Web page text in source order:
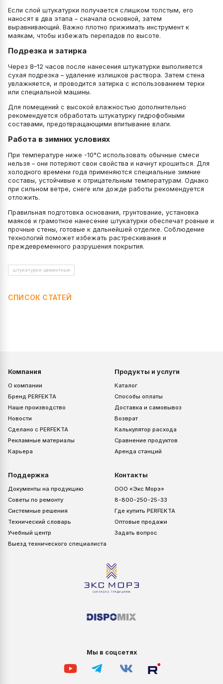
Если слой штукатурки получается слишком толстым, его
наносят в два этапа – сначала основной, затем
выравнивающий. Важно плотно прижимать инструмент к
маякам, чтобы избежать перепадов по высоте.
Подрезка и затирка
Через 8–12 часов после нанесения штукатурки выполняется
сухая подрезка – удаление излишков раствора. Затем стена
увлажняется, и проводится затирка с использованием терки
или специальной машины.
Для помещений с высокой влажностью дополнительно
рекомендуется обработать штукатурку гидрофобными
составами, предотвращающими впитывание влаги.
Работа в зимних условиях
При температуре ниже -10°C использовать обычные смеси
нельзя – они потеряют свои свойства и начнут крошиться. Для
холодного времени года применяются специальные зимние
составы, устойчивые к отрицательным температурам. Однако
при сильном ветре, снеге или дожде работы рекомендуется
отложить.
Правильная подготовка основания, грунтование, установка
маяков и грамотное нанесение штукатурки обеспечат ровные и
прочные стены, готовые к дальнейшей отделке. Соблюдение
технологий поможет избежать растрескивания и
преждевременного разрушения покрытия.
штукатурки цементные
СПИСОК СТАТЕЙ
Компания
О компании
Бренд PERFEKTA
Наше производство
Новости
Сделано с PERFEKTA
Рекламные материалы
Карьера
Продукты и услуги
Каталог
Способы оплаты
Доставка и самовывоз
Возврат
Калькулятор расхода
Сравнение продуктов
Аренда станций
Поддержка
Документы на продукцию
Советы по ремонту
Системные решения
Технический словарь
Учебный центр
Выезд технического специалиста
Контакты
ООО «Экс Морэ»
8-800-250-25-33
Где купить PERFEKTA
Оптовые продажи
Задать вопрос
Мы в соцсетях